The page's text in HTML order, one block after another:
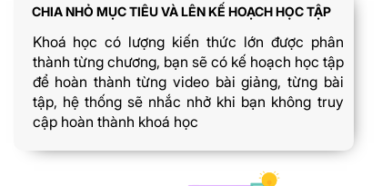
CHIA NHỎ MỤC TIÊU VÀ LÊN KẾ HOẠCH HỌC TẬP
Khoá học có lượng kiến thức lớn được phân
thành từng chương, bạn sẽ có kế hoạch học tập
để hoàn thành từng video bài giảng, từng bài
tập, hệ thống sẽ nhắc nhở khi bạn không truy
cập hoàn thành khoá học